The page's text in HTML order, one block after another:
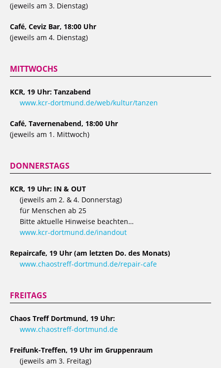
(jeweils am 3. Dienstag)
Café, Ceviz Bar, 18:00 Uhr
(jeweils am 4. Dienstag)
MITTWOCHS
KCR, 19 Uhr: Tanzabend
www.kcr-dortmund.de/web/kultur/tanzen
Café, Tavernenabend, 18:00 Uhr
(jeweils am 1. Mittwoch)
DONNERSTAGS
KCR, 19 Uhr: IN & OUT
(jeweils am 2. & 4. Donnerstag)
für Menschen ab 25
Bitte aktuelle Hinweise beachten…
www.kcr-dortmund.de/inandout
Repaircafe, 19 Uhr (am letzten Do. des Monats)
www.chaostreff-dortmund.de/repair-cafe
FREITAGS
Chaos Treff Dortmund, 19 Uhr:
www.chaostreff-dortmund.de
Freifunk-Treffen, 19 Uhr im Gruppenraum
(jeweils am 3. Freitag)